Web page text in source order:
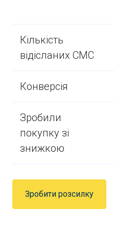
Кількість
відісланих СМС
Конверсія
Зробили
покупку зі
знижкою
Зробити розсилку